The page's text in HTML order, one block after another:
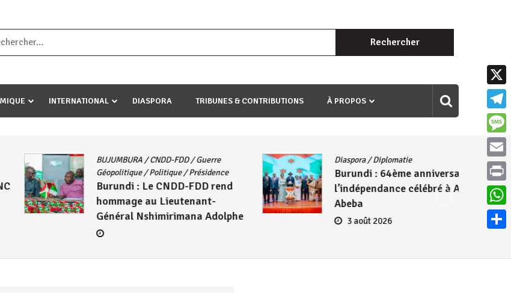
umuryango wawe canke igihugu cakwibarutse .Wewe uri ngaha ndagusigiye iki kibazo : Uriko ukora iki kugira ngo
Rechercher :
INTERNATIONAL DIASPORA TRIBUNES & CONTRIBUTIONS À PROPOS
BUJUMBURA/CNDD-FDD/Guerre
Géopolitique/Politique/Présidence
Burundi : Le CNDD-FDD rend
hommage au Lieutenant-
Général Nshimirimana Adolphe
Diaspora/Diplomatie
Burundi : 64ème anniversaire de
l’indépendance célébré à Addis-
Abeba
3 août 2026
X
Email
Print